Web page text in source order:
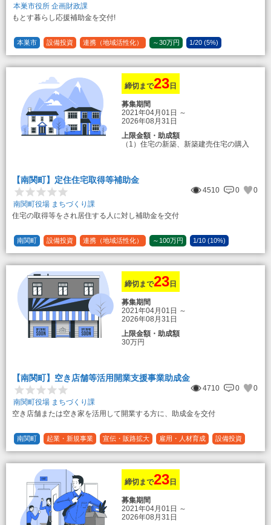
本巣市役所 企画財政課
もとす暮らし応援補助金を交付!
本巣市 設備投資 連携（地域活性化） ～30万円 1/20 (5%)
締切まで23 日
募集期間
2021年04月01日 ～
2026年08月31日
上限金額・助成額
（1）住宅の新築、新築建売住宅の購入
（2）中古住宅の購入 25万円
登録事業者利用の場合25万円加算（25
（3）住宅リフォーム 経費の20％の額
登録事業者利用の場合、経費の10%の
額を加算（限度額25万円） （最大で50万
円＋25万円加算＝75万円）
【南関町】定住住宅取得等補助金
4510 0
0
南関町役場 まちづくり課
住宅の取得等をされ居住する人に対し補助金を交付
南関町 設備投資 連携（地域活性化） ～100万円
1/10 (10%)
1/5 (20%)
定額
締切まで23 日
募集期間
2021年04月01日 ～
2026年08月31日
上限金額・助成額
30万円
【南関町】空き店舗等活用開業支援事業助成金
4710 0
0
南関町役場 まちづくり課
空き店舗または空き家を活用して開業する方に、助成金を交付
南関町 起業・新規事業 宣伝・販路拡大 雇用・人材育成
設備投資
運転資金
連携（地域活性化） ～30万円 1/3 (33%)
締切まで23 日
募集期間
2021年04月01日 ～
2026年08月31日